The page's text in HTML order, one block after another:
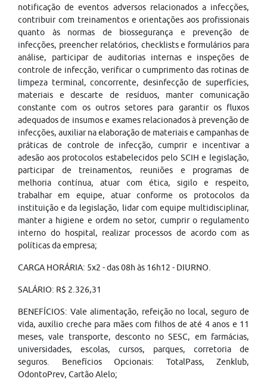
notificação de eventos adversos relacionados a infecções,
contribuir com treinamentos e orientações aos profissionais
quanto às normas de biossegurança e prevenção de
infecções, preencher relatórios, checklists e formulários para
análise, participar de auditorias internas e inspeções de
controle de infecção, verificar o cumprimento das rotinas de
limpeza terminal, concorrente, desinfecção de superfícies,
materiais e descarte de resíduos, manter comunicação
constante com os outros setores para garantir os fluxos
adequados de insumos e exames relacionados à prevenção de
infecções, auxiliar na elaboração de materiais e campanhas de
práticas de controle de infecção, cumprir e incentivar a
adesão aos protocolos estabelecidos pelo SCIH e legislação,
participar de treinamentos, reuniões e programas de
melhoria contínua, atuar com ética, sigilo e respeito,
trabalhar em equipe, atuar conforme os protocolos da
instituição e da legislação, lidar com equipe multidisciplinar,
manter a higiene e ordem no setor, cumprir o regulamento
interno do hospital, realizar processos de acordo com as
políticas da empresa;
CARGA HORÁRIA: 5x2 - das 08h às 16h12 - DIURNO.
SALÁRIO: R$ 2.326,31
BENEFÍCIOS: Vale alimentação, refeição no local, seguro de
vida, auxílio creche para mães com filhos de até 4 anos e 11
meses, vale transporte, desconto no SESC, em farmácias,
universidades, escolas, cursos, parques, corretoria de
seguros. Benefícios Opcionais: TotalPass, Zenklub,
OdontoPrev, Cartão Alelo;